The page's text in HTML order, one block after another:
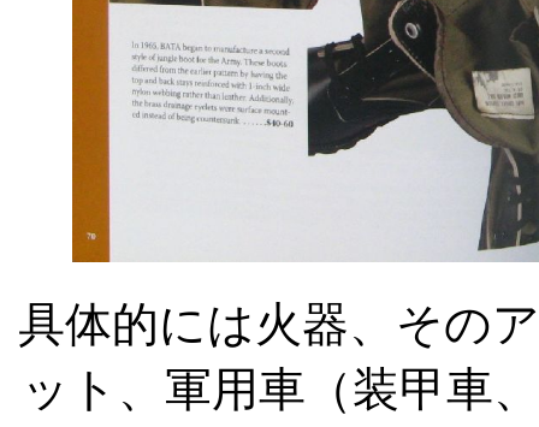
具体的には火器、その
ット、軍用車（装甲車